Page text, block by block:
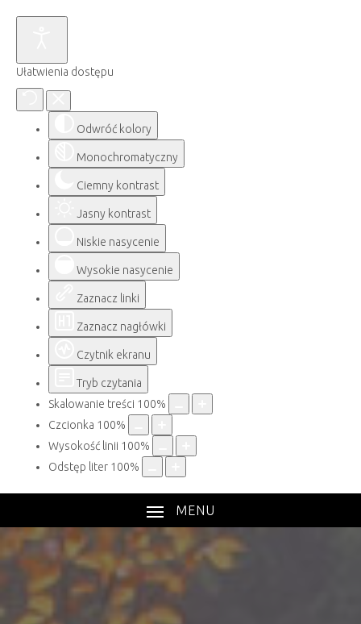
Ułatwienia dostępu
Odwróć kolory
Monochromatyczny
Ciemny kontrast
Jasny kontrast
Niskie nasycenie
Wysokie nasycenie
Zaznacz linki
Zaznacz nagłówki
Czytnik ekranu
Tryb czytania
Skalowanie treści 100%
Czcionka 100%
Wysokość linii 100%
Odstęp liter 100%
MENU